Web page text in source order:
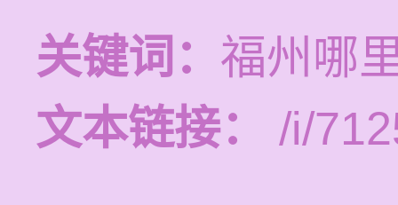
关键词： 福州哪
文本链接：
/i/